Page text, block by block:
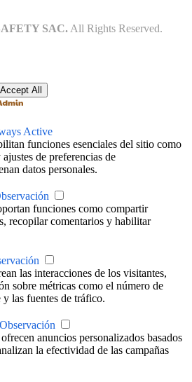
SAC. All Rights Reserved.
Accept All
Active
funciones esenciales del sitio como
de preferencias de
datos personales.
funciones como compartir
recopilar comentarios y habilitar
las interacciones de los visitantes,
sobre métricas como el número de
y las fuentes de tráfico.
Observación
anuncios personalizados basados
la efectividad de las campañas